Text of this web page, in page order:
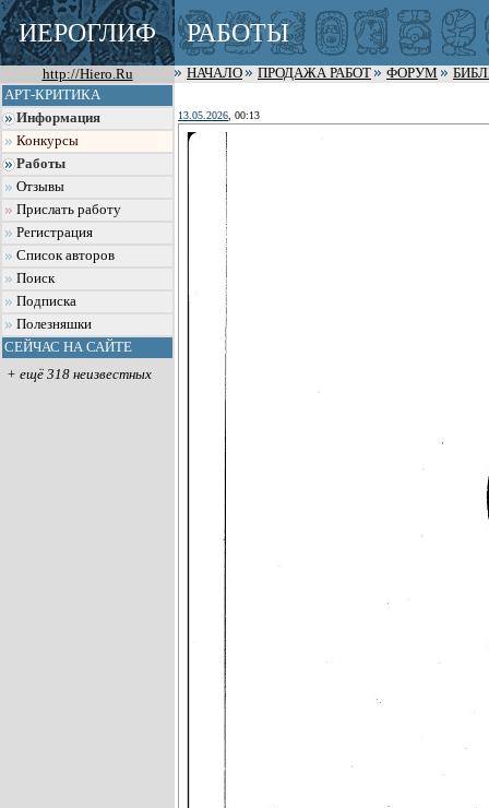
ИЕРОГЛИФ РАБОТЫ
http://Hiero.Ru НАЧАЛО ПРОДАЖА РАБОТ ФОРУМ
АРТ-КРИТИКА
Информация
Конкурсы
Работы
Отзывы
Прислать работу
Регистрация
Список авторов
Поиск
Подписка
Полезняшки
СЕЙЧАС НА САЙТЕ
+ ещё 318 неизвестных
13.05.2026 , 00:13